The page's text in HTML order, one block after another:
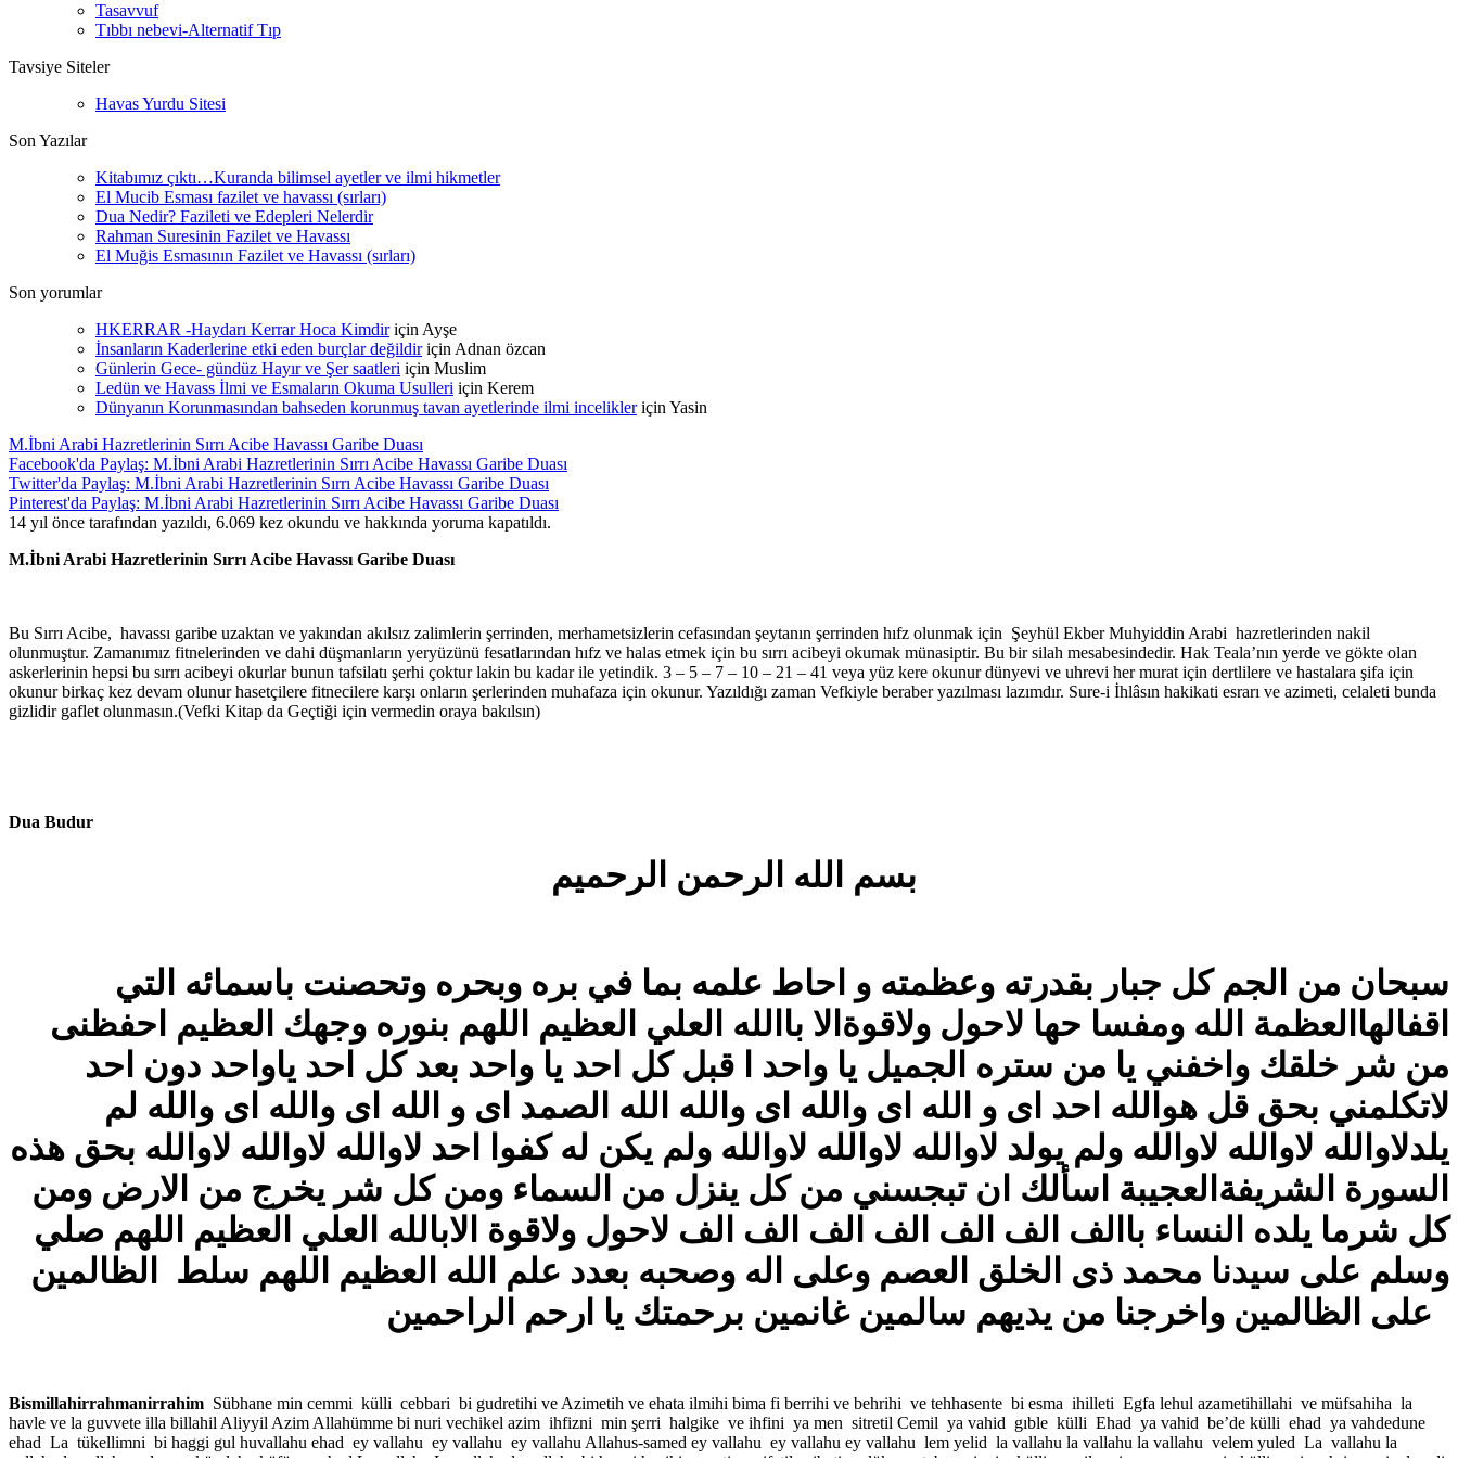
Tasavvuf
Tıbbı nebevi-Alternatif Tıp
Tavsiye Siteler
Havas Yurdu Sitesi
Son Yazılar
Kitabımız çıktı…Kuranda bilimsel ayetler ve ilmi hikmetler
El Mucib Esması fazilet ve havassı (sırları)
Dua Nedir? Fazileti ve Edepleri Nelerdir
Rahman Suresinin Fazilet ve Havassı
El Muğis Esmasının Fazilet ve Havassı (sırları)
Son yorumlar
HKERRAR -Haydarı Kerrar Hoca Kimdiriçin Ayşe
İnsanların Kaderlerine etki eden burçlar değildiriçin Adnan özcan
Günlerin Gece- gündüz Hayır ve Şer saatleri için Muslim
Ledün ve Havass İlmi ve Esmaların Okuma Usulleri için Kerem
Dünyanın Korunmasından bahseden korunmuş tavan ayetlerinde ilmi incelikleriçin Yasin
M.İbni Arabi Hazretlerinin Sırrı Acibe Havassı Garibe Duası
Facebook'da Paylaş: M.İbni Arabi Hazretlerinin Sırrı Acibe Havassı Garibe Duası
Twitter'da Paylaş: M.İbni Arabi Hazretlerinin Sırrı Acibe Havassı Garibe Duası
Pinterest'da Paylaş: M.İbni Arabi Hazretlerinin Sırrı Acibe Havassı Garibe Duası
14 yıl önce tarafından yazıldı, 6.069 kez okundu ve hakkında yoruma kapatıldı.
M.İbni Arabi Hazretlerinin Sırrı Acibe Havassı Garibe Duası
Bu Sırrı Acibe, havassı garibe uzaktan ve yakından akılsız zalimlerin şerrinden, merhametsizlerin cefasından şeytanın şerrinden hıfz olunmak için Şeyhül Ekber Muhyiddin Arabi hazretlerinden nakil
olunmuştur. Zamanımız fitnelerinden ve dahi düşmanların yeryüzünü fesatlarından hıfz ve halas etmek için bu sırrı acibeyi okumak münasiptir. Bu bir silah mesabesindedir. Hak Teala’nın yerde ve gökte olan
askerlerinin hepsi bu sırrı acibeyi okurlar bunun tafsilatı şerhi çoktur lakin bu kadar ile yetindik. 3 – 5 – 7 – 10 – 21 – 41 veya yüz kere okunur dünyevi ve uhrevi her murat için dertlilere ve hastalara şifa için
okunur birkaç kez devam olunur hasetçilere fitnecilere karşı onların şerlerinden muhafaza için okunur. Yazıldığı zaman Vefkiyle beraber yazılması lazımdır. Sure-i İhlâsın hakikati esrarı ve azimeti, celaleti bunda
gizlidir gaflet olunmasın.(Vefki Kitap da Geçtiği için vermedin oraya bakılsın)
Dua Budur
بسم الله الرحمن الرحميم
سبحان من الجم كل جبار بقدرته وعظمته و احاط علمه بما في بره وبحره وتحصنت باسمائه التي
اقفالهاالعظمة الله ومفسا حها لاحول ولاقوةالا باالله العلي العظيم اللهم بنوره وجهك العظيم احفظنى
من شر خلقك واخفني يا من ستره الجميل يا واحد ا قبل كل احد يا واحد بعد كل احد ياواحد دون احد
لاتكلمني بحق قل هوالله احد اى و الله اى والله اى والله الله الصمد اى و الله اى والله اى والله لم
يلدلاوالله لاوالله لاوالله ولم يولد لاوالله لاوالله لاوالله ولم يكن له كفوا احد لاوالله لاوالله لاوالله بحق هذه
السورة الشريفةالعجيبة اسألك ان تبجسني من كل ينزل من السماء ومن كل شر يخرج من الارض ومن
كل شرما يلده النساء باالف الف الف الف الف الف الف لاحول ولاقوة الابالله العلي العظيم اللهم صلي
وسلم على سيدنا محمد ذى الخلق العصم وعلى اله وصحبه بعدد علم الله العظيم اللهم سلط الظالمين
Bismillahirrahmanirrahim Sübhane min cemmi külli cebbari bi gudretihi ve Azimetih ve ehata ilmihi bima fi berrihi ve behrihi ve tehhasente bi esma ihilleti Egfa lehul azametihillahi ve müfsahiha la
havle ve la guvvete illa billahil Aliyyil Azim Allahümme bi nuri vechikel azim ihfizni min şerri halgike ve ihfini ya men sitretil Cemil ya vahid gıble külli Ehad ya vahid be’de külli ehad ya vahdedune
ehad La tükellimni bi haggi gul huvallahu ehad ey vallahu ey vallahu ey vallahu Allahus-samed ey vallahu ey vallahu ey vallahu lem yelid la vallahu la vallahu la vallahu velem yuled La vallahu la